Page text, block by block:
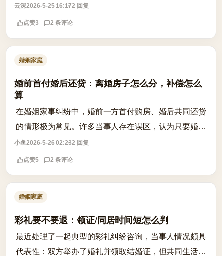
而，这并不意味着该债务必然转化为夫妻共同债务。根
据现行法律原则，婚前个人债务原则上不...
云深2026-5-25 16:172 回复
点赞3 2 条评论
婚姻家庭
婚前首付婚后还贷：离婚房子怎么分，补偿怎么
算
在婚姻家事纠纷中，婚前一方首付购房、婚后共同还贷
的情形极为常见。许多当事人存在误区，认为只要婚后
一起还了贷款，房子就是夫妻共同财产，离婚时理应均
分。实则不然，司法实践中的处理逻辑更...
小鱼2026-5-26 02:232 回复
点赞5 2 条评论
婚姻家庭
彩礼要不要退：领证/同居时间短怎么判
最近处理了一起典型的彩礼纠纷咨询，当事人情况颇具
代表性：双方举办了婚礼并领取结婚证，但共同生活时